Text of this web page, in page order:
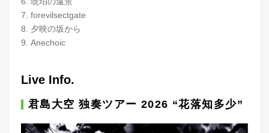
7. forevilsectgate
8. 夕映の坂から
9. Anechoic
Live Info.
君島大空 独奏ツアー 2026 “花落知多少”